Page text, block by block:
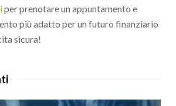
per prenotare un appuntamento e
più adatto per un futuro finanziario
sicura!